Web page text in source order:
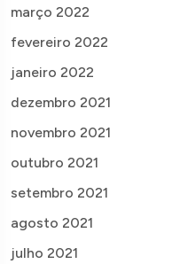
março 2022
fevereiro 2022
janeiro 2022
dezembro 2021
novembro 2021
outubro 2021
setembro 2021
agosto 2021
julho 2021